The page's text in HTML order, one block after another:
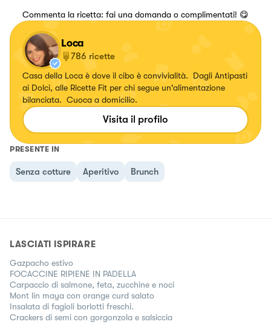
Commenta la ricetta: fai una domanda o complimentati! 😋
Loca
786 ricette
Casa della Loca è dove il cibo è convivialità. Dagli Antipasti
ai Dolci, alle Ricette Fit per chi segue un'alimentazione
bilanciata. Cuoca a domicilio.
Visita il profilo
PRESENTE IN
Senza cotture Aperitivo Brunch
LASCIATI ISPIRARE
Gazpacho estivo
FOCACCINE RIPIENE IN PADELLA
Carpaccio di salmone, feta, zucchine e noci
Mont lin maya con orange curd salato
Insalata di fagioli borlotti freschi.
Crackers di semi con gorgonzola e salsiccia